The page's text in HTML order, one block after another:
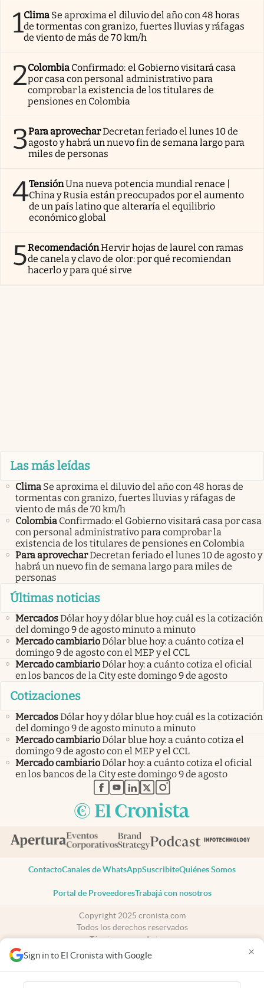
Sign in to El Cronista with Google ×
1Clima Se aproxima el diluvio del año con 48 horas
de tormentas con granizo, fuertes lluvias y ráfagas
de viento de más de 70 km/h
2Colombia Confirmado: el Gobierno visitará casa
por casa con personal administrativo para
comprobar la existencia de los titulares de
pensiones en Colombia
3Para aprovecharDecretan feriado el lunes 10 de
agosto y habrá un nuevo fin de semana largo para
miles de personas
4TensiónUna nueva potencia mundial renace |
China y Rusia están preocupados por el aumento
de un país latino que alteraría el equilibrio
económico global
5RecomendaciónHervir hojas de laurel con ramas
de canela y clavo de olor: por qué recomiendan
hacerlo y para qué sirve
Las más leídas
Clima Se aproxima el diluvio del año con 48 horas de
tormentas con granizo, fuertes lluvias y ráfagas de
viento de más de 70 km/h
Colombia Confirmado: el Gobierno visitará casa por casa
con personal administrativo para comprobar la
existencia de los titulares de pensiones en Colombia
Para aprovecharDecretan feriado el lunes 10 de agosto y
habrá un nuevo fin de semana largo para miles de
personas
Últimas noticias
MercadosDólar hoy y dólar blue hoy: cuál es la cotización
del domingo 9 de agosto minuto a minuto
Mercado cambiarioDólar blue hoy: a cuánto cotiza el
domingo 9 de agosto con el MEP y el CCL
Mercado cambiarioDólar hoy: a cuánto cotiza el oficial
en los bancos de la City este domingo 9 de agosto
Cotizaciones
MercadosDólar hoy y dólar blue hoy: cuál es la cotización
del domingo 9 de agosto minuto a minuto
Mercado cambiarioDólar blue hoy: a cuánto cotiza el
domingo 9 de agosto con el MEP y el CCL
Mercado cambiarioDólar hoy: a cuánto cotiza el oficial
en los bancos de la City este domingo 9 de agosto
abre en nueva pestaña
abre en nueva pestaña
abre en nueva pestaña
abre en nueva pestaña
abre en nueva pestaña
ContactoCanales de WhatsAppSuscribiteQuiénes Somos
Portal de ProveedoresTrabajá con nosotros
Copyright 2025 cronista.com
Todos los derechos reservados
Términos y condiciones
Privacidad
Consentimiento